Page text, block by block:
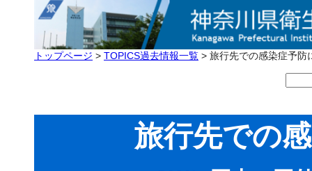
トップページ > TOPICS過去情報一覧 > 旅行先での感染症予防
旅行先での